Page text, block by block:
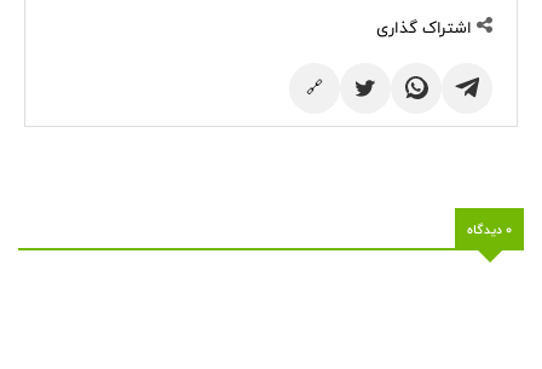
اشتراک گذاری
🔗
0 دیدگاه